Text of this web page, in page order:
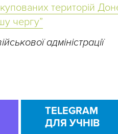
територій
чергу”
адміністрації
TELEGRAM
ДЛЯ УЧНІВ